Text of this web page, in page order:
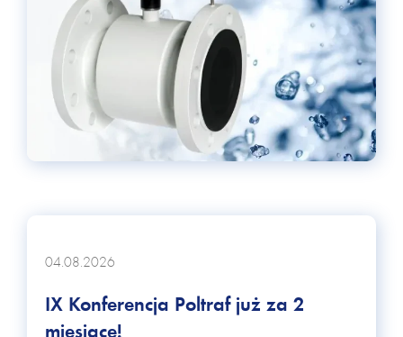
04.08.2026
IX Konferencja Poltraf już za 2